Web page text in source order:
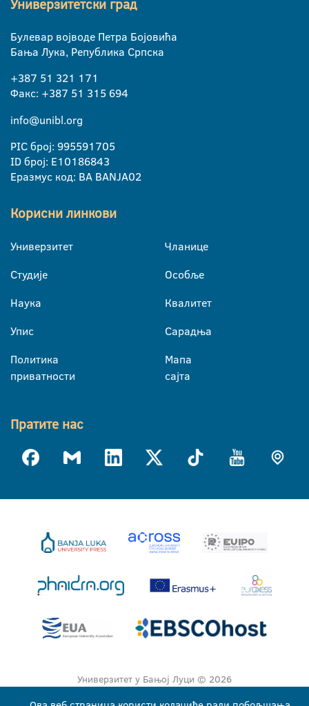
Универзитетски град
Булевар војводе Петра Бојовића
Бања Лука, Република Српска
+387 51 321 171
Факс: +387 51 315 694
info@unibl.org
PIC број: 995591705
ID број: E10186843
Еразмус код: BA BANJA02
Корисни линкови
Универзитет
Студије
Наука
Упис
Политика
приватности
Чланице
Особље
Квалитет
Сарадња
Мапа
сајта
Пратите нас
Универзитет у Бањој Луци © 2026